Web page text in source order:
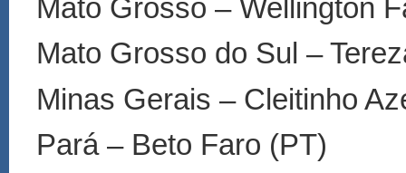
Mato Grosso –Wellington
Mato Grosso do Sul –
Minas Gerais –Cleitinho
Pará –Beto Faro (PT)